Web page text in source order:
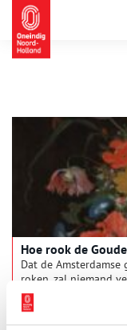
Hoe rook de
Dat de
roken, zal niemand
mensen die zich
kalkovens of
ambergrijs, geuren